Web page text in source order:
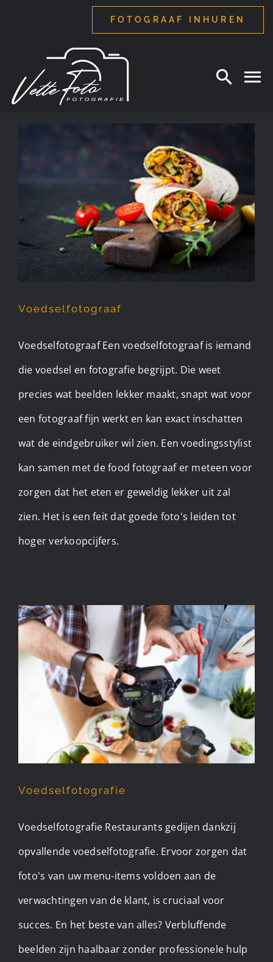
FOTOGRAAF INHUREN
Voedselfotograaf
Voedselfotograaf
Voedselfotograaf Een voedselfotograaf is iemand
die voedsel en fotografie begrijpt. Die weet
precies wat beelden lekker maakt, snapt wat voor
een fotograaf fijn werkt en kan exact inschatten
wat de eindgebruiker wil zien. Een voedingsstylist
kan samen met de food fotograaf er meteen voor
zorgen dat het eten er geweldig lekker uit zal
zien. Het is een feit dat goede foto's leiden tot
hoger verkoopcijfers.
Voedselfotografie
Voedselfotografie
Voedselfotografie Restaurants gedijen dankzij
opvallende voedselfotografie. Ervoor zorgen dat
foto's van uw menu-items voldoen aan de
verwachtingen van de klant, is cruciaal voor
succes. En het beste van alles? Verbluffende
beelden zijn haalbaar zonder professionele hulp